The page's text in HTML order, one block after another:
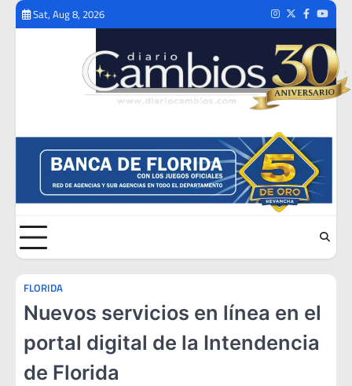
Skip
Sat, Aug 8, 2026 Instagram
TwitterFacebook
FLORIDA
Nuevos servicios en línea en el
portal digital de la Intendencia
de Florida